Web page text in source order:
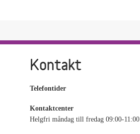
Kontakt
Telefontider
Kontaktcenter
Helgfri måndag till fredag 09:00-11:00